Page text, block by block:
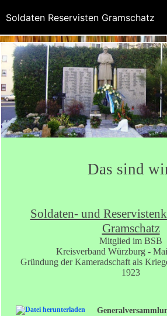
Das sind
Soldaten- und
Gramschatz
Mitglied im BSB
Kreisverband Würzburg -
Gründung der Kameradschaft als
1923
Soldaten Reservisten Gramschatz